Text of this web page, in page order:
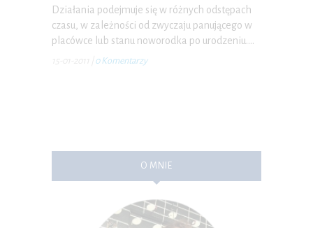
Działania podejmuje się w różnych odstępach
czasu, w zależności od zwyczaju panującego w
placówce lub stanu noworodka po urodzeniu.…
15-01-2011 0 Komentarzy
O MNIE